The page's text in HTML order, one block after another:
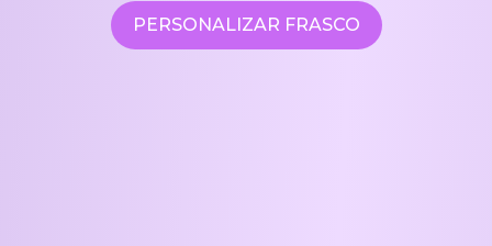
PERSONALIZAR FRASCO